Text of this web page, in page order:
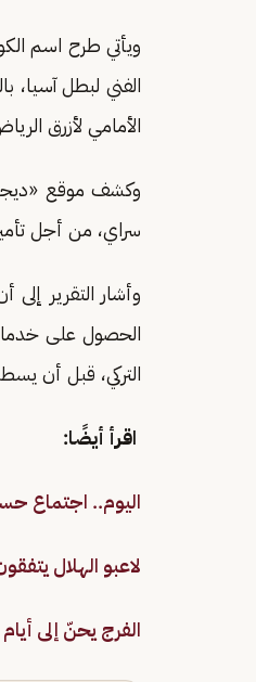
ويأتي طرح اسم
الفني لبطل آسيا،
الأمامي لأزرق
وكشف موقع «ديجي
سراي، من أجل
وأشار التقرير
الحصول على
التركي، قبل أن
اقرأ أيضًا:
اليوم.. اجتماع
لاعبو الهلال
الفرج يحنّ إلى